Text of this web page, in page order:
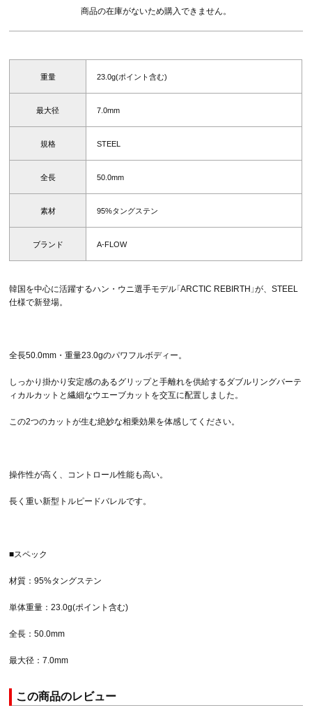
商品の在庫がないため購入できません。
重量 23.0g(ポイント含む)
最大径 7.0mm
規格 STEEL
全長 50.0mm
素材 95%タングステン
ブランド A-FLOW
韓国を中心に活躍するハン・ウニ選手モデル「ARCTIC REBIRTH」が、STEEL
仕様で新登場。
全長50.0mm・重量23.0gのパワフルボディー。
しっかり掛かり安定感のあるグリップと手離れを供給するダブルリングバーテ
ィカルカットと繊細なウエーブカットを交互に配置しました。
この2つのカットが生む絶妙な相乗効果を体感してください。
操作性が高く、コントロール性能も高い。
長く重い新型トルピードバレルです。
■スペック
材質：95%タングステン
単体重量：23.0g(ポイント含む)
全長：50.0mm
最大径：7.0mm
この商品のレビュー